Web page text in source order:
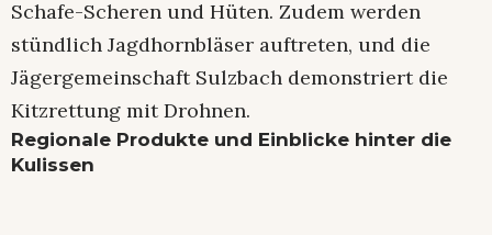
Schafe-Scheren und Hüten. Zudem werden
stündlich Jagdhornbläser auftreten, und die
Jägergemeinschaft Sulzbach demonstriert die
Kitzrettung mit Drohnen.
Regionale Produkte und Einblicke hinter die
Kulissen